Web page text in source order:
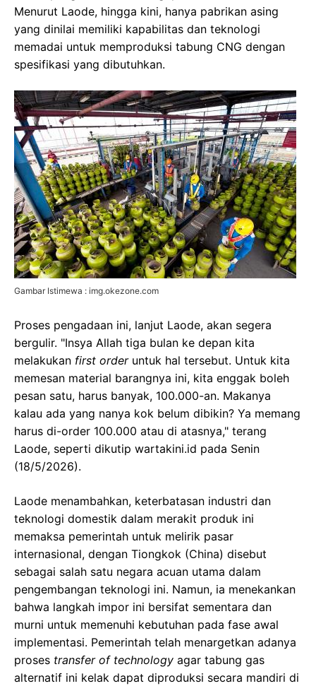
Menurut Laode, hingga kini, hanya pabrikan asing
yang dinilai memiliki kapabilitas dan teknologi
memadai untuk memproduksi tabung CNG dengan
spesifikasi yang dibutuhkan.
Gambar Istimewa : img.okezone.com
Proses pengadaan ini, lanjut Laode, akan segera
bergulir. "Insya Allah tiga bulan ke depan kita
melakukan first orderuntuk hal tersebut. Untuk kita
memesan material barangnya ini, kita enggak boleh
pesan satu, harus banyak, 100.000-an. Makanya
kalau ada yang nanya kok belum dibikin? Ya memang
harus di-order 100.000 atau di atasnya," terang
Laode, seperti dikutip wartakini.id pada Senin
(18/5/2026).
Laode menambahkan, keterbatasan industri dan
teknologi domestik dalam merakit produk ini
memaksa pemerintah untuk melirik pasar
internasional, dengan Tiongkok (China) disebut
sebagai salah satu negara acuan utama dalam
pengembangan teknologi ini. Namun, ia menekankan
bahwa langkah impor ini bersifat sementara dan
murni untuk memenuhi kebutuhan pada fase awal
implementasi. Pemerintah telah menargetkan adanya
proses transfer of technology agar tabung gas
alternatif ini kelak dapat diproduksi secara mandiri di